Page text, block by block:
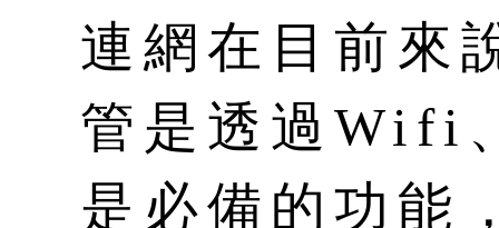
連網在目前來
管是透過Wifi
是必備的功能